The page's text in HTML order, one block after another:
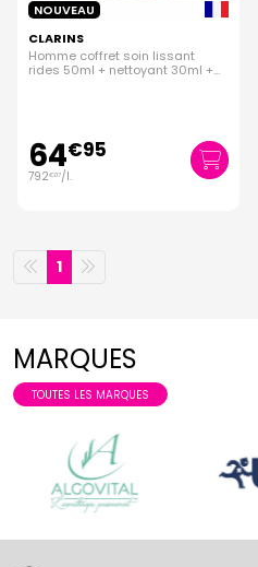
NOUVEAU
CLARINS
Homme coffret soin lissant
rides 50ml + nettoyant 30ml +
64€95
792€07/l.
1
MARQUES
TOUTES LES MARQUES